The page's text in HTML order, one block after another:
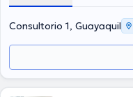
Consultorio 1, Guayaquil